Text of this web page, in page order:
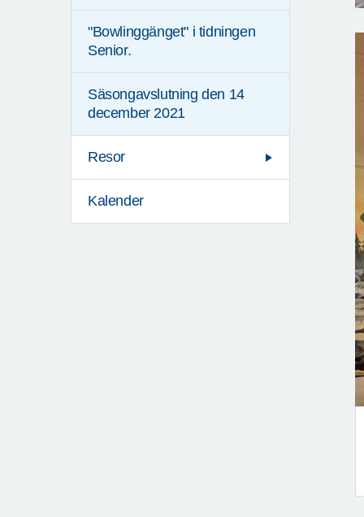
"Bowlinggänget" i tidningen
Senior.
Säsongavslutning den 14
december 2021
Resor
Kalender